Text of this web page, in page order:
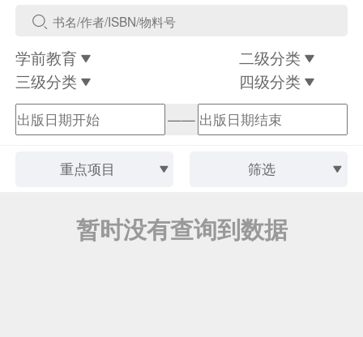
学前教育
二级分类
三级分类
四级分类
——
重点项目 筛选
暂时没有查询到数据